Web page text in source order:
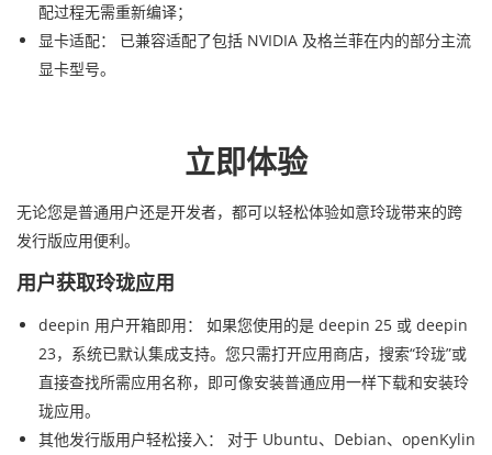
配过程无需重新编译；
显卡适配： 已兼容适配了包括 NVIDIA 及格兰菲在内的部分主流
显卡型号。
立即体验
无论您是普通用户还是开发者，都可以轻松体验如意玲珑带来的跨
发行版应用便利。
用户获取玲珑应用
deepin 用户开箱即用： 如果您使用的是 deepin 25 或 deepin
23，系统已默认集成支持。您只需打开应用商店，搜索“玲珑”或
直接查找所需应用名称，即可像安装普通应用一样下载和安装玲
珑应用。
其他发行版用户轻松接入： 对于 Ubuntu、Debian、openKylin